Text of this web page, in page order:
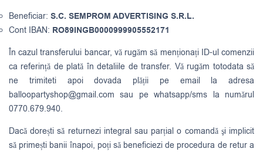
Beneficiar: S.C. SEMPROM ADVERTISING S.R.L.
Cont IBAN: RO89INGB0000999905552171
În cazul transferului bancar, vă rugăm să menționați ID-ul comenzii
ca referință de plată în detaliile de transfer. Vă rugăm totodata să
ne trimiteti apoi dovada plății pe email la adresa
balloopartyshop@gmail.com sau pe whatsapp/sms la numărul
0770.679.940.
Dacă dorești să returnezi integral sau parțial o comandă şi implicit
să primești banii înapoi, poți să beneficiezi de procedura de retur a